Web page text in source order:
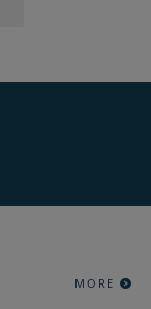
MORE